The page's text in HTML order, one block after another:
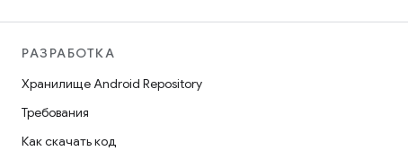
РАЗРАБОТКА
Хранилище Android Repository
Требования
Как скачать код